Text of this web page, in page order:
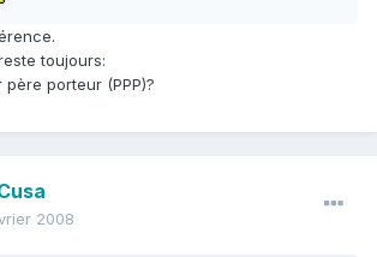
toujours:
porteur (PPP)?
2008